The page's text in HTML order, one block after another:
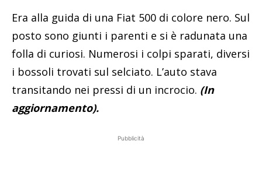
Era alla guida di una Fiat 500 di colore nero. Sul
posto sono giunti i parenti e si è radunata una
folla di curiosi. Numerosi i colpi sparati, diversi
i bossoli trovati sul selciato. L’auto stava
transitando nei pressi di un incrocio. (In
aggiornamento).
Pubblicità